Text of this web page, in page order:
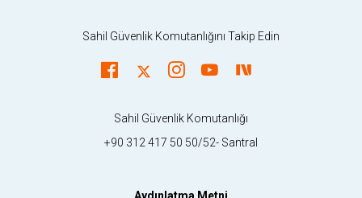
Sahil Güvenlik Komutanlığını Takip Edin
Sahil Güvenlik Komutanlığı
+90 312 417 50 50/52- Santral
Aydınlatma Metni